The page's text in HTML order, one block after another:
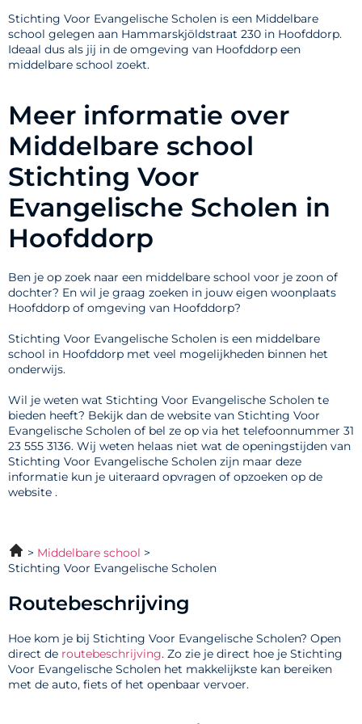
Stichting Voor Evangelische Scholen is een Middelbare
school gelegen aan Hammarskjöldstraat 230 in Hoofddorp.
Ideaal dus als jij in de omgeving van Hoofddorp een
middelbare school zoekt.
Meer informatie over
Middelbare school
Stichting Voor
Evangelische Scholen in
Hoofddorp
Ben je op zoek naar een middelbare school voor je zoon of
dochter? En wil je graag zoeken in jouw eigen woonplaats
Hoofddorp of omgeving van Hoofddorp?
Stichting Voor Evangelische Scholen is een middelbare
school in Hoofddorp met veel mogelijkheden binnen het
onderwijs.
Wil je weten wat Stichting Voor Evangelische Scholen te
bieden heeft? Bekijk dan de website van Stichting Voor
Evangelische Scholen of bel ze op via het telefoonnummer 31
23 555 3136. Wij weten helaas niet wat de openingstijden van
Stichting Voor Evangelische Scholen zijn maar deze
informatie kun je uiteraard opvragen of opzoeken op de
website .
Middelbare school
Stichting Voor Evangelische Scholen
Routebeschrijving
Hoe kom je bij Stichting Voor Evangelische Scholen? Open
direct de routebeschrijving. Zo zie je direct hoe je Stichting
Voor Evangelische Scholen het makkelijkste kan bereiken
met de auto, fiets of het openbaar vervoer.